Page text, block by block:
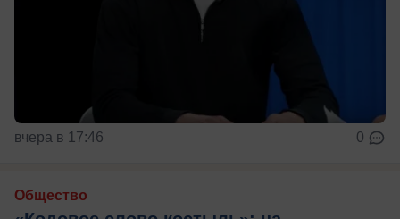
вчера в 17:46 0
Общество